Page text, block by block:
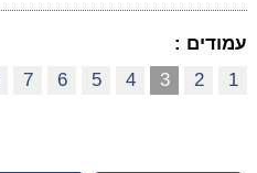
עמודים :
1
2
3
4
5
6
7